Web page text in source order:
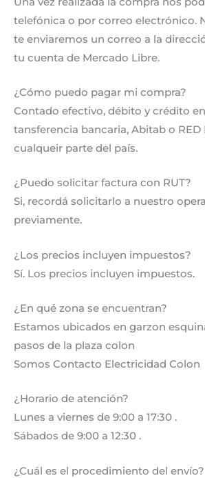
telefónica o por correo electrónico.
te enviaremos un correo a la
tu cuenta de Mercado Libre.
¿Cómo puedo pagar mi compra?
Contado efectivo, débito y crédito
tansferencia bancaria, Abitab o RED
cualqueir parte del país.
¿Puedo solicitar factura con RUT?
Si, recordá solicitarlo a nuestro
previamente.
¿Los precios incluyen impuestos?
Sí. Los precios incluyen impuestos.
¿En qué zona se encuentran?
Estamos ubicados en garzon
pasos de la plaza colon
Somos Contacto Electricidad Colon
¿Horario de atención?
Lunes a viernes de 9:00 a 17:30 .
Sábados de 9:00 a 12:30 .
¿Cuál es el procedimiento del envío?